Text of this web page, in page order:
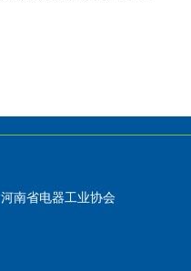
河南省电器工业协会